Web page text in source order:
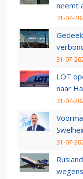
neemt
31-07-
31-07-
LOT
naar
31-07-
31-07-